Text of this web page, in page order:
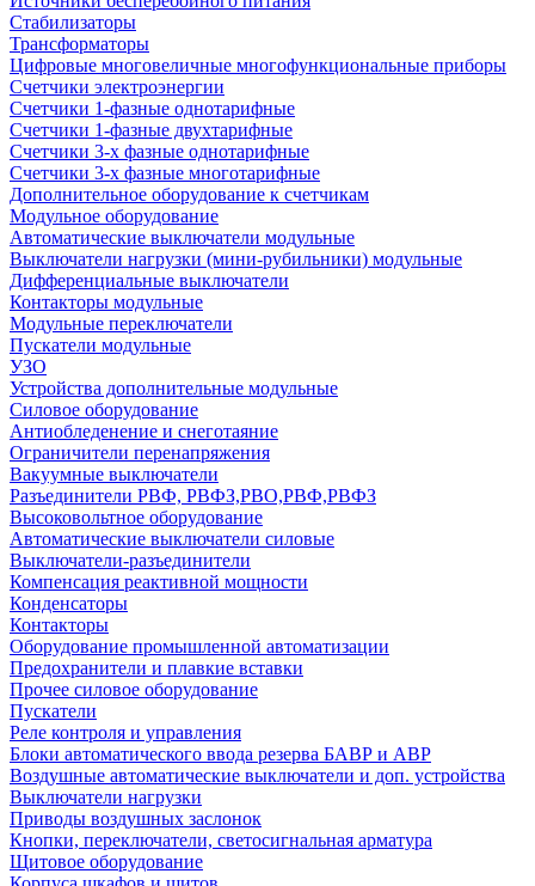
Стабилизаторы
Трансформаторы
Цифровые многовеличные многофункциональные приборы
Счетчики электроэнергии
Счетчики 1-фазные однотарифные
Счетчики 1-фазные двухтарифные
Счетчики 3-х фазные однотарифные
Счетчики 3-х фазные многотарифные
Дополнительное оборудование к счетчикам
Модульное оборудование
Автоматические выключатели модульные
Выключатели нагрузки (мини-рубильники) модульные
Дифференциальные выключатели
Контакторы модульные
Модульные переключатели
Пускатели модульные
УЗО
Устройства дополнительные модульные
Силовое оборудование
Антиобледенение и снеготаяние
Ограничители перенапряжения
Вакуумные выключатели
Разъединители РВФ, РВФЗ,РВО,РВФ,РВФЗ
Высоковольтное оборудование
Автоматические выключатели cиловые
Выключатели-разъединители
Компенсация реактивной мощности
Конденсаторы
Контакторы
Оборудование промышленной автоматизации
Предохранители и плавкие вставки
Прочее силовое оборудование
Пускатели
Реле контроля и управления
Блоки автоматического ввода резерва БАВР и АВР
Воздушные автоматические выключатели и доп. устройства
Выключатели нагрузки
Приводы воздушных заслонок
Кнопки, переключатели, светосигнальная арматура
Щитовое оборудование